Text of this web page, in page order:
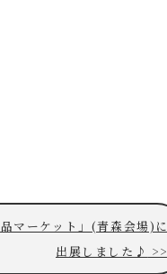
マーケット」(青森会場)に
出展しました♪